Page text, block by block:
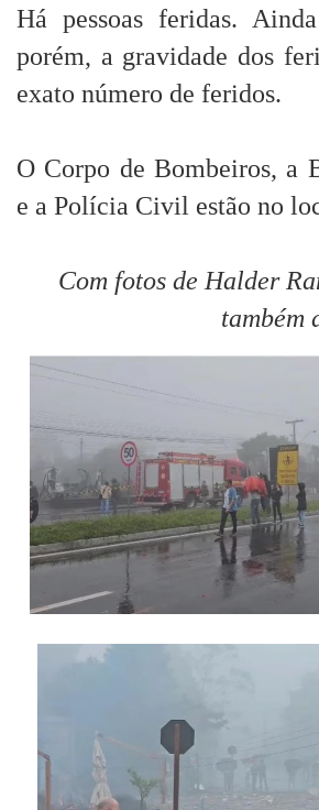
Há pessoas feridas.
porém, a gravidade dos
exato número de feridos.
O Corpo de Bombeiros, a
e a Polícia Civil estão no
Com fotos de Halder
também